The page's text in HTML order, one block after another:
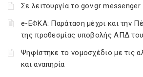
Σε λειτουργία το gov.gr messenger
e-ΕΦΚΑ: Παράταση μέχρι και την
της προθεσμίας υποβολής ΑΠΔ
Ψηφίστηκε το νομοσχέδιο με τις
και αναπηρία